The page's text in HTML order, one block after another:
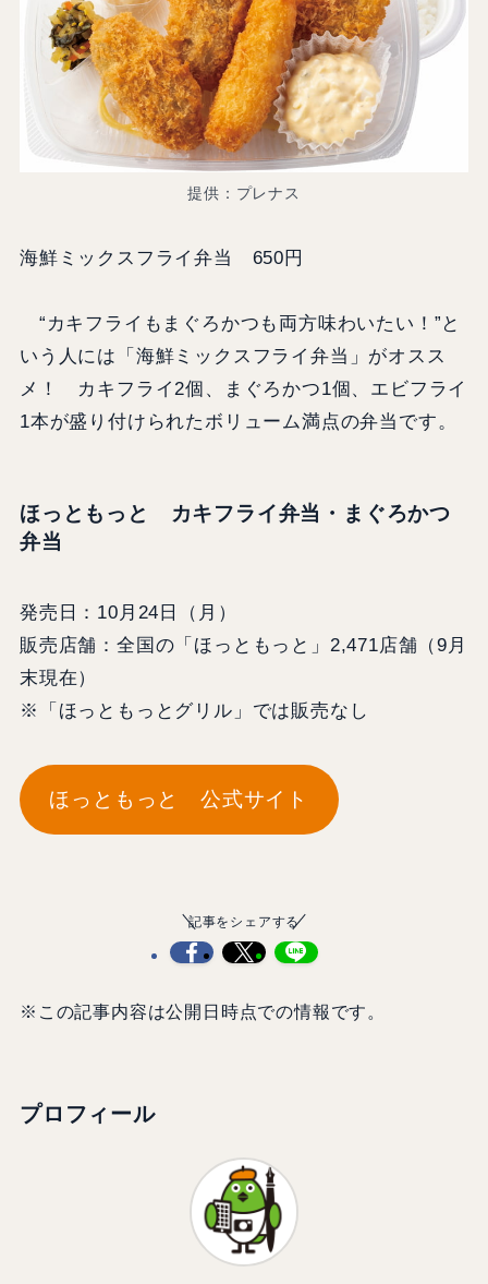
提供：プレナス
海鮮ミックスフライ弁当 650円
“カキフライもまぐろかつも両方味わいたい！”と
いう人には「海鮮ミックスフライ弁当」がオスス
メ！ カキフライ2個、まぐろかつ1個、エビフライ
1本が盛り付けられたボリューム満点の弁当です。
ほっともっと カキフライ弁当・まぐろかつ
弁当
発売日：10月24日（月）
販売店舗：全国の「ほっともっと」2,471店舗（9月
末現在）
※「ほっともっとグリル」では販売なし
ほっともっと 公式サイト
記事をシェアする
※この記事内容は公開日時点での情報です。
プロフィール